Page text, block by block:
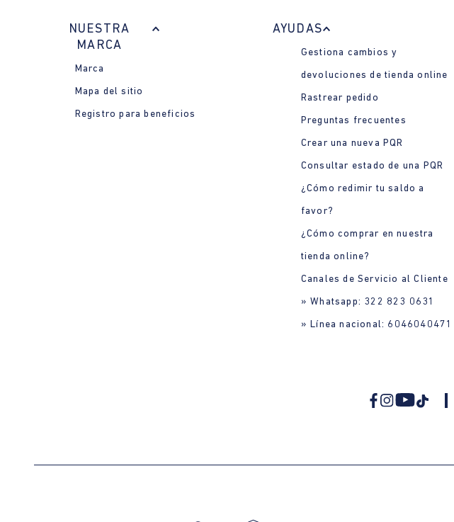
NUESTRA
MARCA
Marca
Mapa del sitio
Registro para beneficios
AYUDAS
Gestiona cambios y
devoluciones de tienda online
Rastrear pedido
Preguntas frecuentes
Crear una nueva PQR
Consultar estado de una PQR
¿Cómo redimir tu saldo a
favor?
¿Cómo comprar en nuestra
tienda online?
Canales de Servicio al Cliente
» Whatsapp: 322 823 0631
» Línea nacional: 6046040471